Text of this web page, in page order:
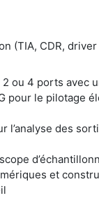
(TIA, CDR, driver
2 ou 4 ports avec
pour le pilotage
l’analyse des
et